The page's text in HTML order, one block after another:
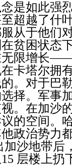
念是如此
超越了什
从于他们
贫困状态
限增长
卡塔尔拥
。对于巴
择。军事
。在加沙
的空间。
政治势力
加沙地带后
层楼上扔